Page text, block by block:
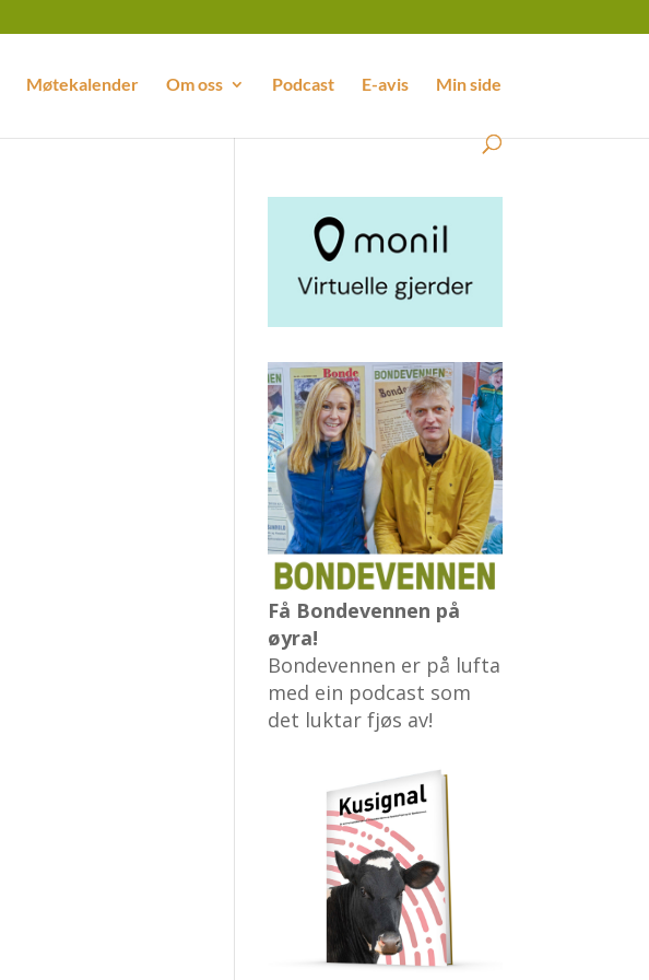
Møtekalender Om oss Podcast E-avis Min side
Få Bondevennen på
øyra!
Bondevennen er på lufta
med ein podcast som
det luktar fjøs av!